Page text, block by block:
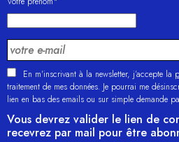
En m'inscrivant à la newsletter, j’accepte la
traitement de mes données. Je pourrai me
lien en bas des emails ou sur simple demande
Vous devrez valider le lien de
recevrez par mail pour être